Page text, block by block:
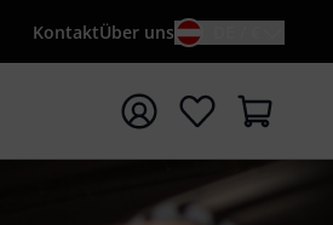
KontaktÜber uns
starten